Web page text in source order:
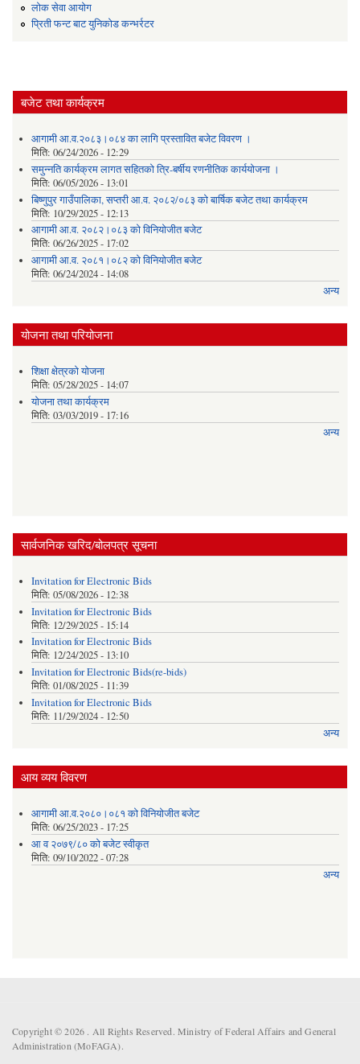
लोक सेवा आयोग
प्रिती फन्ट बाट युनिकोड कन्भर्रटर
बजेट तथा कार्यक्रम
आगामी आ.व.२०८३।०८४ का लागि प्रस्तावित बजेट विवरण ।
मिति: 06/24/2026 - 12:29
समुन्नति कार्यक्रम लागत सहितको त्रि-बर्षीय रणनीतिक कार्ययोजना ।
मिति: 06/05/2026 - 13:01
बिष्णुपुर गाउँपालिका, सप्तरी आ.व. २०८२/०८३ को बार्षिक बजेट तथा कार्यक्रम
मिति: 10/29/2025 - 12:13
आगामी आ.व. २०८२।०८३ को विनियोजीत बजेट
मिति: 06/26/2025 - 17:02
आगामी आ.व. २०८१।०८२ को विनियोजीत बजेट
मिति: 06/24/2024 - 14:08
अन्य
योजना तथा परियोजना
शिक्षा क्षेत्रकाे याेजना
मिति: 05/28/2025 - 14:07
याेजना तथा कार्यक्रम
मिति: 03/03/2019 - 17:16
अन्य
सार्वजनिक खरिद/बोलपत्र सूचना
Invitation for Electronic Bids
मिति: 05/08/2026 - 12:38
Invitation for Electronic Bids
मिति: 12/29/2025 - 15:14
Invitation for Electronic Bids
मिति: 12/24/2025 - 13:10
Invitation for Electronic Bids(re-bids)
मिति: 01/08/2025 - 11:39
Invitation for Electronic Bids
मिति: 11/29/2024 - 12:50
अन्य
आय व्यय विवरण
आगामी आ.व.२०८०।०८१ को विनियोजीत बजेट
मिति: 06/25/2023 - 17:25
आ व २०७९/८० को बजेट स्वीकृत
मिति: 09/10/2022 - 07:28
अन्य
Copyright © 2026 . All Rights Reserved. Ministry of Federal Affairs and General
Administration (MoFAGA).